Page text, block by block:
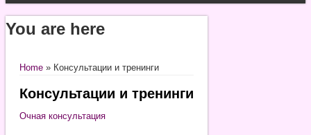
You are here
Home» Консультации и тренинги
Консультации и тренинги
Очная консультация